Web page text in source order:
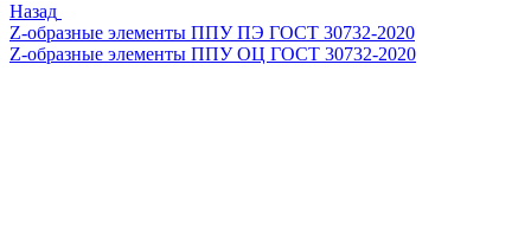
Назад
Z-образные элементы ППУ ПЭ ГОСТ 30732-2020
Z-образные элементы ППУ ОЦ ГОСТ 30732-2020